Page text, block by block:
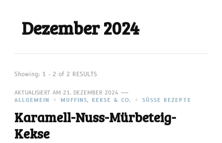
Dezember 2024
Showing: 1 - 2 of 2 RESULTS
AKTUALISIERT AM 21. DEZEMBER 2024
ALLGEMEIN
MUFFINS, KEKSE & CO. SÜSSE REZEPTE
Karamell-Nuss-Mürbeteig-
Kekse